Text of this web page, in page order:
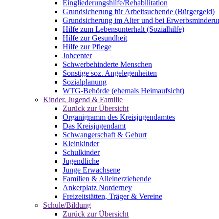
Eingliederungshilfe/Rehabilitation
Grundsicherung für Arbeitsuchende (Bürgergeld)
Grundsicherung im Alter und bei
Hilfe zum Lebensunterhalt (Sozialhilfe)
Hilfe zur Gesundheit
Hilfe zur Pflege
Jobcenter
Schwerbehinderte Menschen
Sonstige soz. Angelegenheiten
Sozialplanung
WTG-Behörde (ehemals Heimaufsicht)
Kinder, Jugend & Familie
Zurück zur Übersicht
Organigramm des Kreisjugendamtes
Das Kreisjugendamt
Schwangerschaft & Geburt
Kleinkinder
Schulkinder
Jugendliche
Junge Erwachsene
Familien & Alleinerziehende
Ankerplatz Norderney
Freizeitstätten, Träger & Vereine
Schule/Bildung
Zurück zur Übersicht